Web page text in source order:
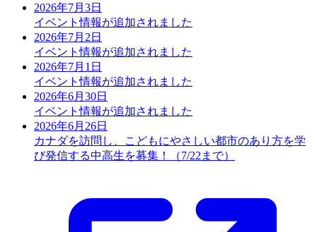
2026年7月3日
イベント情報が追加されました
2026年7月2日
イベント情報が追加されました
2026年7月1日
イベント情報が追加されました
2026年6月30日
イベント情報が追加されました
2026年6月26日
カナダを訪問し、こどもにやさしい都市のあり方を学
び発信する中高生を募集！（7/22まで）